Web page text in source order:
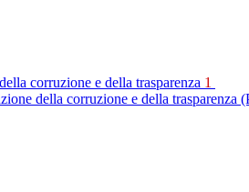
corruzione e della trasparenza 1
della corruzione e della trasparenza